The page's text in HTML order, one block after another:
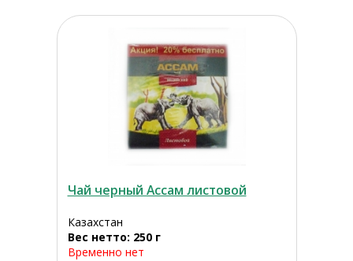
Чай черный Ассам листовой
Казахстан
Вес нетто: 250 г
Временно нет